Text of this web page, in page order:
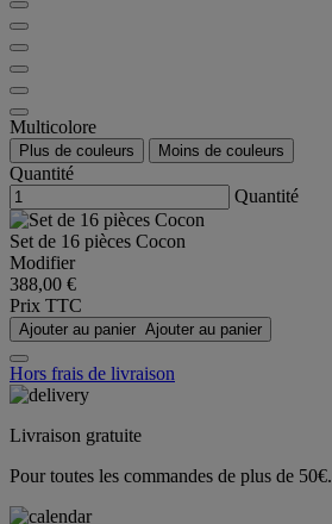
Multicolore
Plus de couleurs Moins de couleurs
Quantité
Quantité
Set de 16 pièces Cocon
Modifier
388,00 €
Prix TTC
Ajouter au panier Ajouter au panier
Hors frais de livraison
Livraison gratuite
Pour toutes les commandes de plus de 50€.